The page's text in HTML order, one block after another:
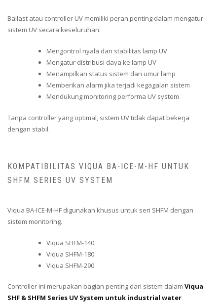
Ballast atau controller UV memiliki peran penting dalam mengatur
sistem UV secara keseluruhan.
Mengontrol nyala dan stabilitas lamp UV
Mengatur distribusi daya ke lamp UV
Menampilkan status sistem dan umur lamp
Memberikan alarm jika terjadi kegagalan sistem
Mendukung monitoring performa UV system
Tanpa controller yang optimal, sistem UV tidak dapat bekerja
dengan stabil.
KOMPATIBILITAS VIQUA BA-ICE-M-HF UNTUK
SHFM SERIES UV SYSTEM
Viqua BA-ICE-M-HF digunakan khusus untuk seri SHFM dengan
sistem monitoring.
Viqua SHFM-140
Viqua SHFM-180
Viqua SHFM-290
Controller ini merupakan bagian penting dari sistem dalam Viqua
SHF & SHFM Series UV System untuk industrial water